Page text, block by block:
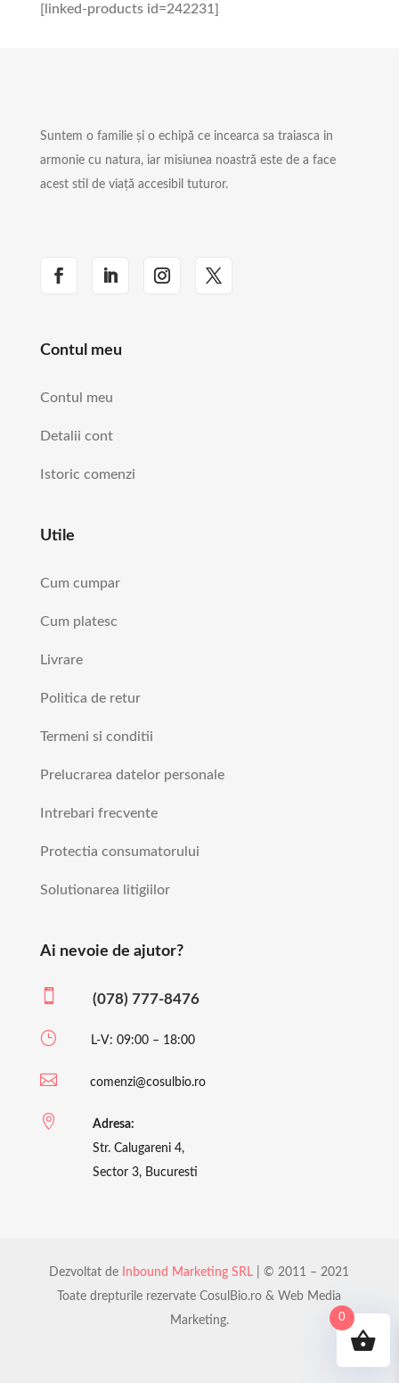
[linked-products id=242231]
Suntem o familie și o echipă ce incearca sa traiasca in
armonie cu natura, iar misiunea noastră este de a face
acest stil de viață accesibil tuturor.
Contul meu
Contul meu
Detalii cont
Istoric comenzi
Utile
Cum cumpar
Cum platesc
Livrare
Politica de retur
Termeni si conditii
Prelucrarea datelor personale
Intrebari frecvente
Protectia consumatorului
Solutionarea litigiilor
Ai nevoie de ajutor?
 (078) 777-8476
} L-V: 09:00 – 18:00
 comenzi@cosulbio.ro

Adresa:
Str. Calugareni 4,
Sector 3, Bucuresti
Dezvoltat de Inbound Marketing SRL | © 2011 – 2021
Toate drepturile rezervate CosulBio.ro & Web Media
Marketing.
0